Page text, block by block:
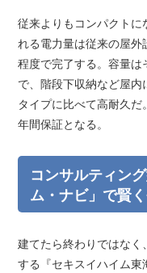
従来よりもコンパクト
れる電力量は従来の屋
程度で完了する。容量
で、階段下収納など屋
タイプに比べて高耐久
年間保証となる。
コンサルティン
ム・ナビ」で賢
建てたら終わりではな
する『セキスイハイム